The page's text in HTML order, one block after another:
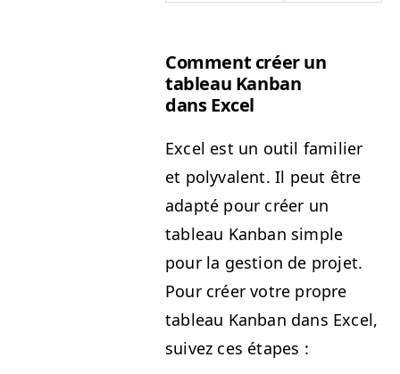
Com­ment créer un
tableau Kan­ban
dans Excel
Excel est un out­il fam­i­li­er
et poly­va­lent. Il peut être
adap­té pour créer un
tableau Kan­ban sim­ple
pour la ges­tion de pro­jet.
Pour créer votre pro­pre
tableau Kan­ban dans Excel,
suiv­ez ces étapes :